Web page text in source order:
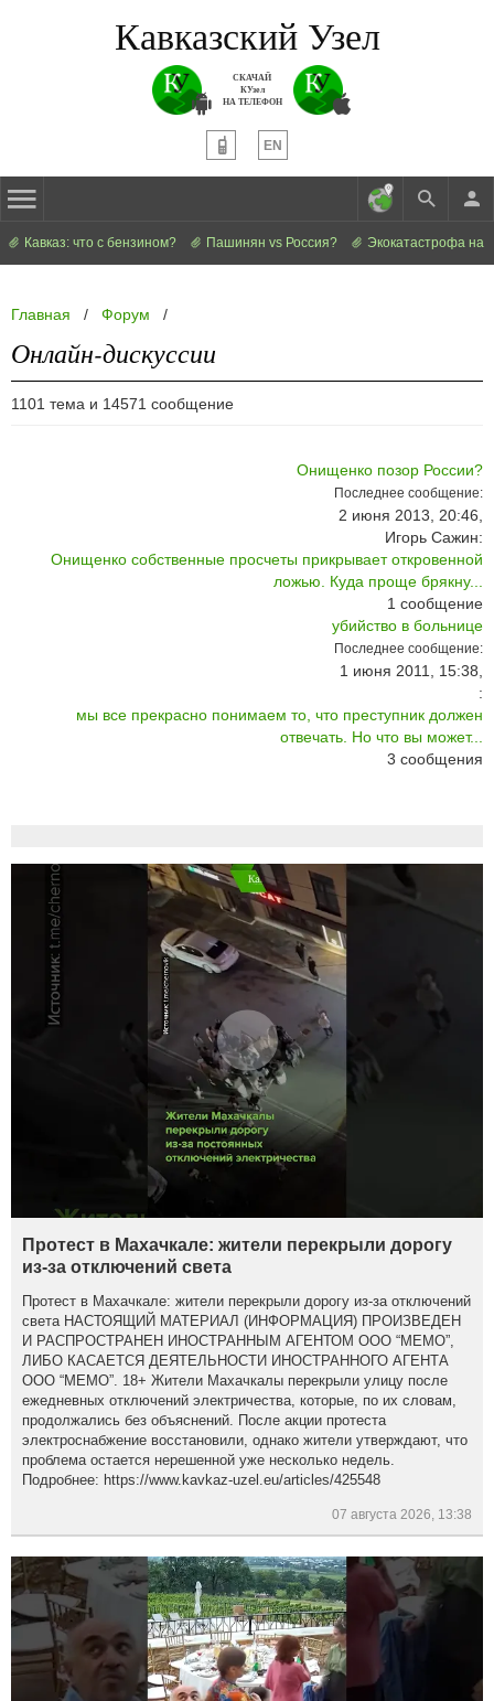
Кавказский Узел
СКАЧАЙ
КУзел
НА ТЕЛЕФОН
EN
Кавказ: что с бензином? Пашинян vs Россия? Экокатастрофа на
Главная / Форум /
Онлайн-дискуссии
1101 тема и 14571 сообщение
Онищенко позор России?
Последнее сообщение:
2 июня 2013, 20:46,
Игорь Сажин:
Онищенко собственные просчеты прикрывает откровенной
ложью. Куда проще брякну...
1 сообщение
убийство в больнице
Последнее сообщение:
1 июня 2011, 15:38,
:
мы все прекрасно понимаем то, что преступник должен
отвечать. Но что вы может...
3 сообщения
Протест в Махачкале: жители перекрыли дорогу
из-за отключений света
Протест в Махачкале: жители перекрыли дорогу из-за отключений
света НАСТОЯЩИЙ МАТЕРИАЛ (ИНФОРМАЦИЯ) ПРОИЗВЕДЕН
И РАСПРОСТРАНЕН ИНОСТРАННЫМ АГЕНТОМ ООО “МЕМО”,
ЛИБО КАСАЕТСЯ ДЕЯТЕЛЬНОСТИ ИНОСТРАННОГО АГЕНТА
ООО “МЕМО”. 18+ Жители Махачкалы перекрыли улицу после
ежедневных отключений электричества, которые, по их словам,
продолжались без объяснений. После акции протеста
электроснабжение восстановили, однако жители утверждают, что
проблема остается нерешенной уже несколько недель.
Подробнее: https://www.kavkaz-uzel.eu/articles/425548
07 августа 2026, 13:38